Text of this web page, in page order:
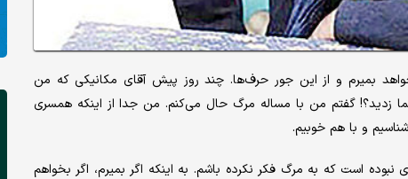
بمیرم و از این جور حرف‌ها. چند روز پیش آقای مکانیکی که من
گفتم من با مساله مرگ حال می‌کنم. من جدا از اینکه همسری
و با هم خوبیم.
سالگی تا امروز هیچ هفته‌ای نبوده است که به مرگ فکر نکرده باشم. به اینکه اگر بمیرم، اگر بخواهم